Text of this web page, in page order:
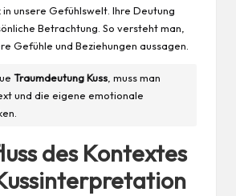
in unsere Gefühlswelt. Ihre Deutung
Betrachtung. So versteht man,
Gefühle und Beziehungen aussagen.
Traumdeutung Kuss , muss man
und die eigene emotionale
des Kontextes